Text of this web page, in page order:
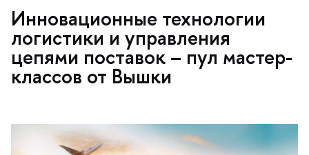
Инновационные технологии
логистики и управления
цепями поставок – пул мастер-
классов от Вышки